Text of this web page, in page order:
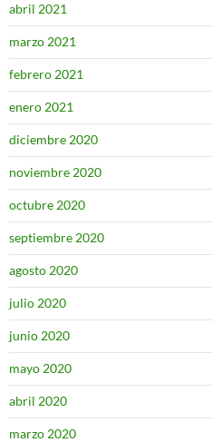
abril 2021
marzo 2021
febrero 2021
enero 2021
diciembre 2020
noviembre 2020
octubre 2020
septiembre 2020
agosto 2020
julio 2020
junio 2020
mayo 2020
abril 2020
marzo 2020